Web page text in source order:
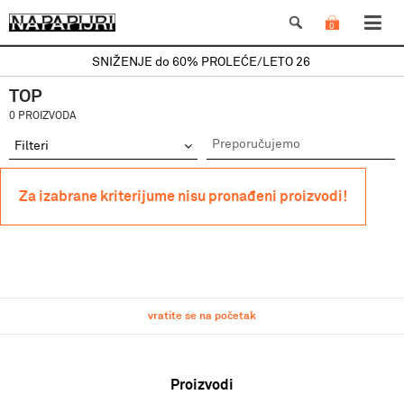
0
SNIŽENJE do 60% PROLEĆE/LETO 26
Filteri
TOP
0 PROIZVODA
Za izabrane kriterijume nisu pronađeni proizvodi!
vratite se na početak
Proizvodi